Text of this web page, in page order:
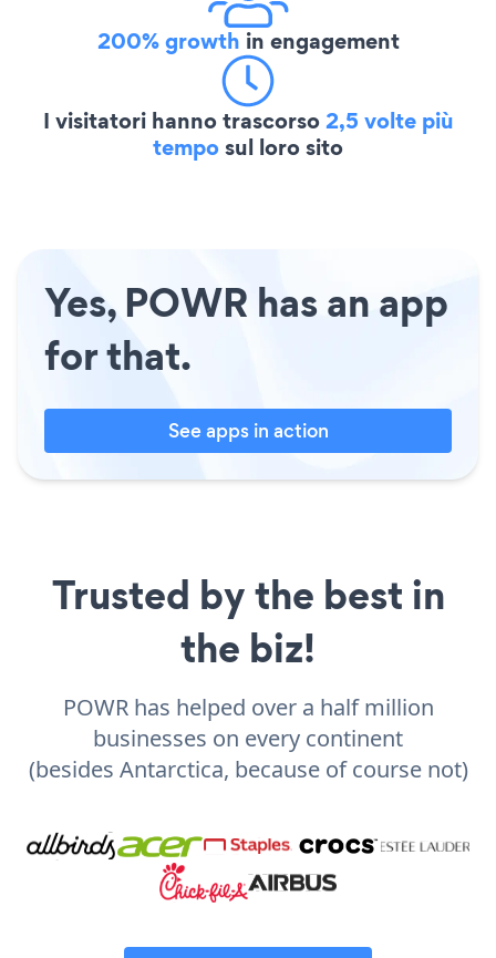
200% growth in engagement
I visitatori hanno trascorso2,5 volte più
temposul loro sito
Yes, POWR has an app
for that.
See apps in action
Trusted by the best in
the biz!
POWR has helped over a half million
businesses on every continent
(besides Antarctica, because of course not)